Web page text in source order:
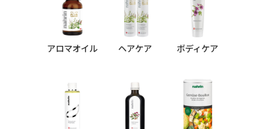
アロマオイル ヘアケア ボディケア